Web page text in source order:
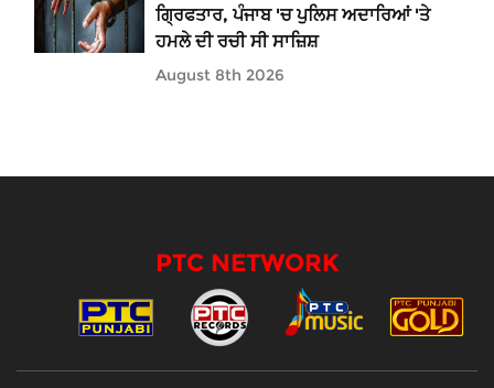
ਗ੍ਰਿਫਤਾਰ, ਪੰਜਾਬ 'ਚ ਪੁਲਿਸ ਅਦਾਰਿਆਂ 'ਤੇ
ਹਮਲੇ ਦੀ ਰਚੀ ਸੀ ਸਾਜ਼ਿਸ਼
August 8th 2026
PTC NETWORK